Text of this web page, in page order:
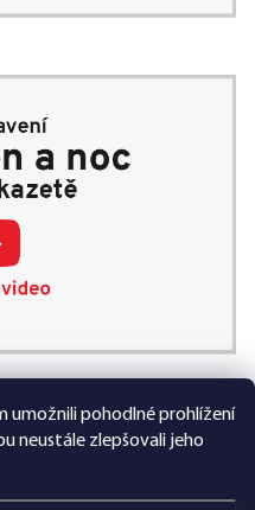
umožnili pohodlné prohlížení
neustále zlepšovali jeho
zákazníků